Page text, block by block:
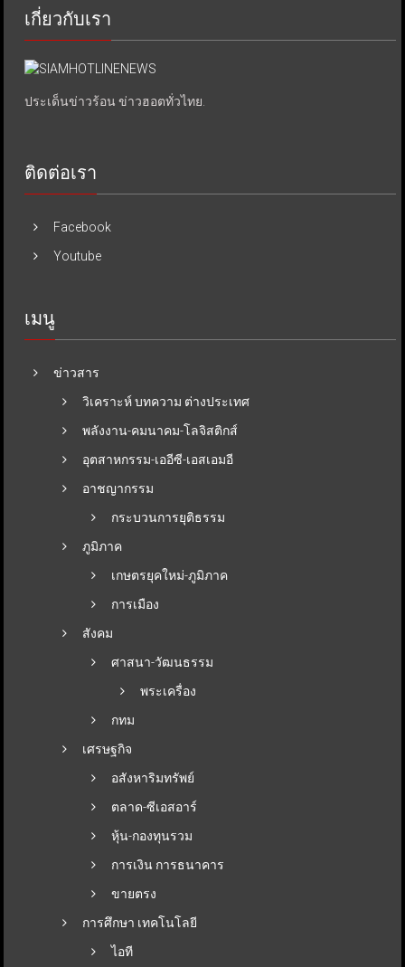
เกี่ยวกับเรา
ประเด็นข่าวร้อน ข่าวฮอตทั่วไทย.
ติดต่อเรา
Facebook
Youtube
เมนู
ข่าวสาร
วิเคราะห์ บทความ ต่างประเทศ
พลังงาน-คมนาคม-โลจิสติกส์
อุตสาหกรรม-เออีซี-เอสเอมอี
อาชญากรรม
กระบวนการยุติธรรม
ภูมิภาค
เกษตรยุคใหม่-ภูมิภาค
การเมือง
สังคม
ศาสนา-วัฒนธรรม
พระเครื่อง
กทม
เศรษฐกิจ
อสังหาริมทรัพย์
ตลาด-ซีเอสอาร์
หุ้น-กองทุนรวม
การเงิน การธนาคาร
ขายตรง
การศึกษา เทคโนโลยี
ไอที